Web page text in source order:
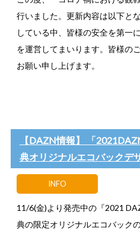
行いました。更新内容は以下と
している中、皆様の安全を第一
を運営してまいります。皆様の
お願い申し上げます。
【DAZN情報】 「
典オリジナルエコバックデ
INFO
11/6(金)より発売中の『2021
典の限定オリジナルエコバック